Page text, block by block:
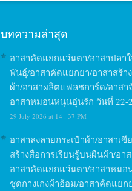
บทความล่าสุด
อาสาคัดแยกแว่นตา/อาสาปลา
พันธุ์/อาสาคัดแยกยา/อาสาสร้า
ผ้า/อาสาผลิตแฟลชการ์ด/อาสา
อาสาหมอนหนุนอุ่นรัก วันที่ 22-
29 July 2026 at 14 : 37 PM
อาสาลงลายกระเป๋าผ้า/อาสาเ
สร้างสื่อการเรียนรู้บนผืนผ้า/อ
อาสาคัดแยกแว่นตา/อาสาหมอ
ชุดกางเกงผ้าอ้อม/อาสาคัดแย